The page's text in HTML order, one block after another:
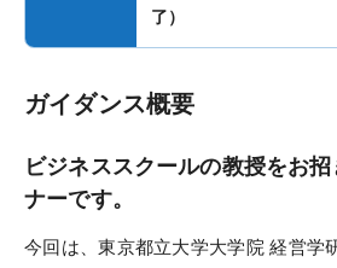
試験情報ガイダンス／
合格実績
受講案内
受講料（オンライン講座）
了）
ガイダンス概要
ビジネススクールの教授をお
ナーです。
今回は、東京都立大学大学院 経営学